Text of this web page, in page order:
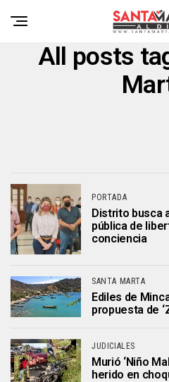
All posts
PORTADA
Distrito busca
pública de
conciencia
SANTA MARTA
Ediles de
propuesta de
JUDICIALES
Murió ‘Niño
herido en